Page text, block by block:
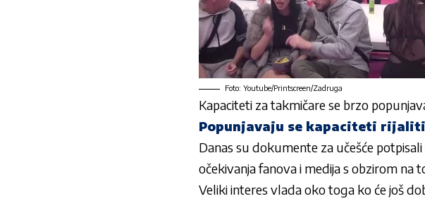
Foto: Youtube/Printscreen/Zadruga
Kapaciteti za takmičare se brzo
Popunjavaju se kapaciteti
Danas su dokumente za učešće
očekivanja fanova i medija s obzirom na
Veliki interes vlada oko toga ko će još